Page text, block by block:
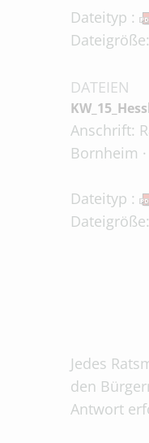
Dateityp :
DATEIEN
Anschrift:
Bornheim
Dateityp :
Jedes
den
Antwort